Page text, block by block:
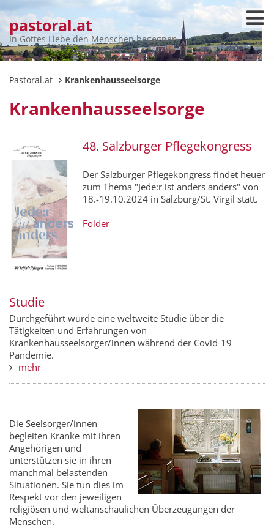
pastoral.at
In Gottes Liebe den Menschen begegnen
Pastoral.at Krankenhausseelsorge
Krankenhausseelsorge
48. Salzburger Pflegekongress
Der Salzburger Pflegekongress findet heuer
zum Thema "Jede:r ist anders anders" von
18.-19.10.2024 in Salzburg/St. Virgil statt.
Folder
Studie
Durchgeführt wurde eine weltweite Studie über die
Tätigkeiten und Erfahrungen von
Krankenhausseelsorger/innen während der Covid-19
Pandemie.
mehr
Die Seelsorger/innen
begleiten Kranke mit ihren
Angehörigen und
unterstützen sie in ihren
manchmal belastenden
Situationen. Sie tun dies im
Respekt vor den jeweiligen
religiösen und weltanschaulichen Überzeugungen der
Menschen.